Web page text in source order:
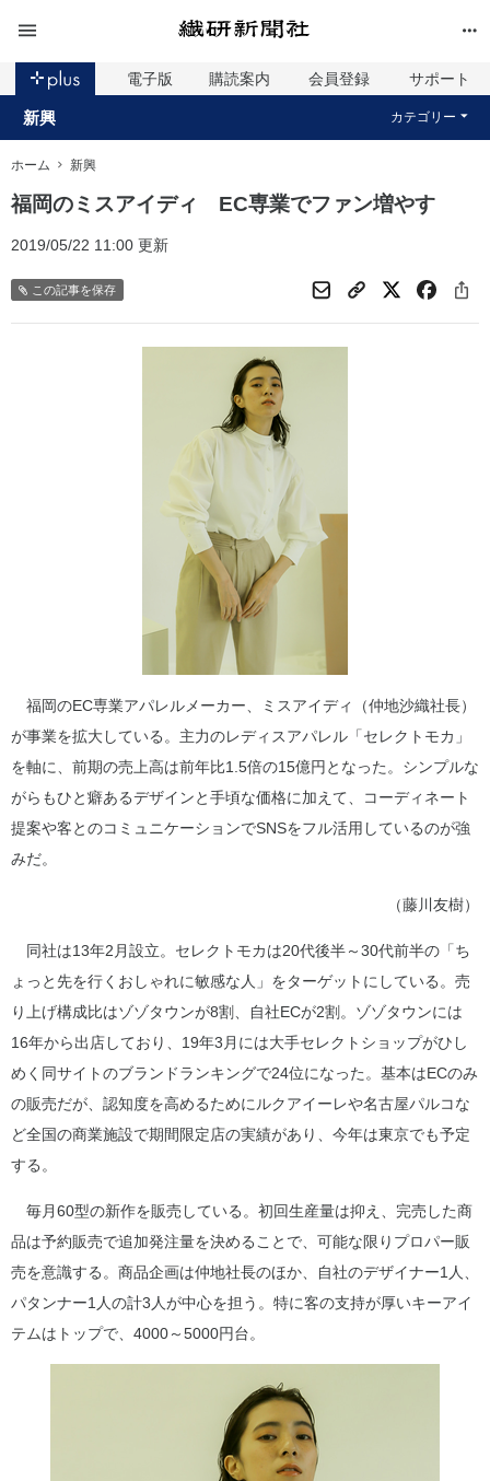
電子版 購読案内 会員登録 サポート
新興 カテゴリー
ホーム 新興
福岡のミスアイディ EC専業でファン増やす
2019/05/22 11:00 更新
この記事を保存
福岡のEC専業アパレルメーカー、ミスアイディ（仲地沙織社長）
が事業を拡大している。主力のレディスアパレル「セレクトモカ」
を軸に、前期の売上高は前年比1.5倍の15億円となった。シンプルな
がらもひと癖あるデザインと手頃な価格に加えて、コーディネート
提案や客とのコミュニケーションでSNSをフル活用しているのが強
みだ。
（藤川友樹）
同社は13年2月設立。セレクトモカは20代後半～30代前半の「ち
ょっと先を行くおしゃれに敏感な人」をターゲットにしている。売
り上げ構成比はゾゾタウンが8割、自社ECが2割。ゾゾタウンには
16年から出店しており、19年3月には大手セレクトショップがひし
めく同サイトのブランドランキングで24位になった。基本はECのみ
の販売だが、認知度を高めるためにルクアイーレや名古屋パルコな
ど全国の商業施設で期間限定店の実績があり、今年は東京でも予定
する。
毎月60型の新作を販売している。初回生産量は抑え、完売した商
品は予約販売で追加発注量を決めることで、可能な限りプロパー販
売を意識する。商品企画は仲地社長のほか、自社のデザイナー1人、
パタンナー1人の計3人が中心を担う。特に客の支持が厚いキーアイ
テムはトップで、4000～5000円台。